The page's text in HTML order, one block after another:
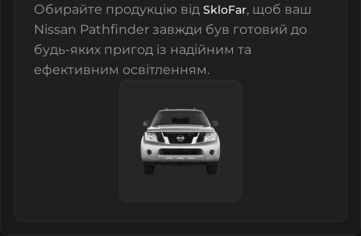
Обирайте продукцію від SkloFar, щоб ваш
Nissan Pathfinder завжди був готовий до
будь-яких пригод із надійним та
ефективним освітленням.